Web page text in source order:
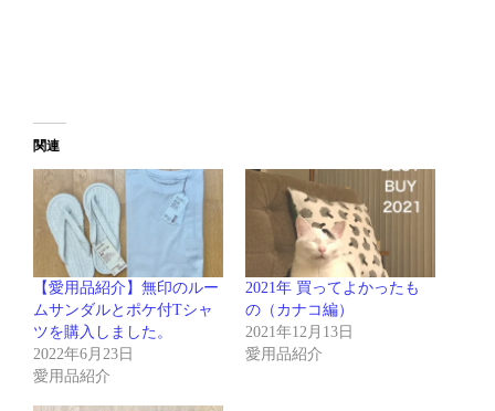
関連
【愛用品紹介】無印のルー
ムサンダルとポケ付Tシャ
ツを購入しました。
2022年6月23日
愛用品紹介
2021年 買ってよかったも
の（カナコ編）
2021年12月13日
愛用品紹介